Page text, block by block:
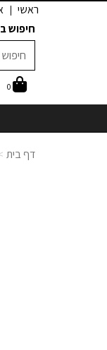
ראשי
חיפוש
0
דף בית